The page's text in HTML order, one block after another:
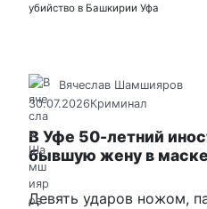
убийство в Башкирии Уфа
Вячеслав Шамшияров
30.07.2026Криминал
В Уфе 50-летний
бывшую жену в
Девять ударов ножом,